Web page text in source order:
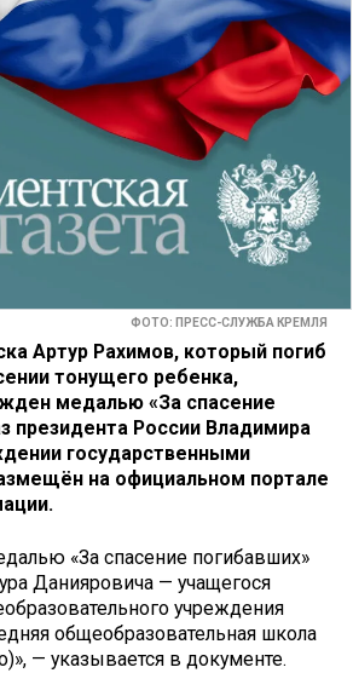
ФОТО: ПРЕСС-СЛУЖБА КРЕМЛЯ
Артур Рахимов, который погиб
тонущего ребенка,
медалью «За спасение
президента России Владимира
государственными
на официальном портале
«За спасение погибавших»
Данияровича — учащегося
учреждения
общеобразовательная школа
— указывается в документе.